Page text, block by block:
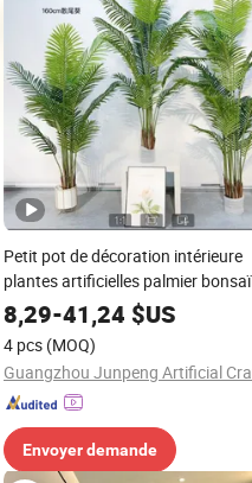
Petit pot de décoration intérieure
plantes artificielles palmier bonsaï
8,29-41,24 $US
4 pcs (MOQ)
Envoyer demande